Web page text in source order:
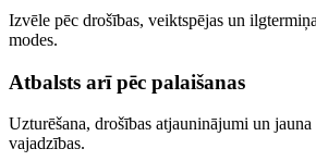
Izvēle pēc drošības, veiktspējas un
modes.
Atbalsts arī pēc palaišanas
Uzturēšana, drošības atjauninājumi un
vajadzības.